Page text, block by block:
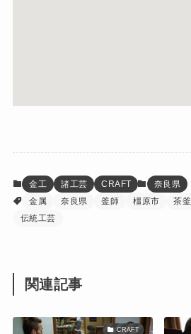
金工 諸工芸 CRAFT
奈良県
金属
奈良県 釜師 橿原市 茶釜
伝統工芸
関連記事
CRAFT